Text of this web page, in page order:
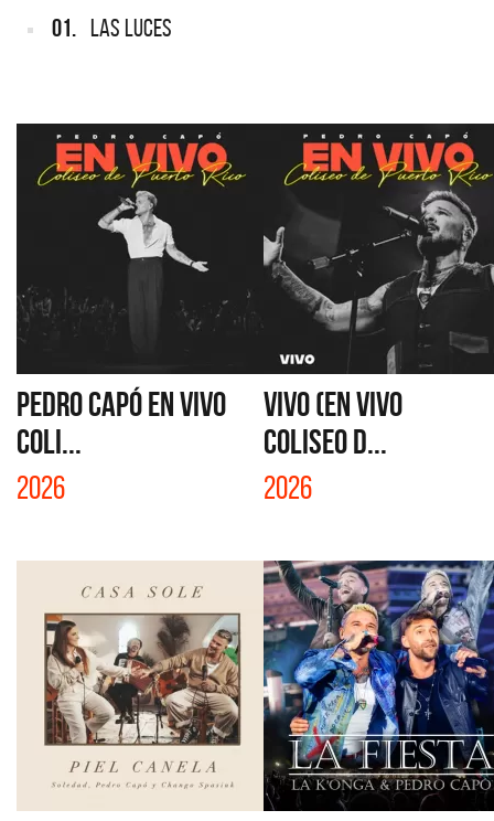
01. LAS LUCES
PEDRO CAPÓ EN VIVO
COLI...
2026
VIVO (EN VIVO
COLISEO D...
2026